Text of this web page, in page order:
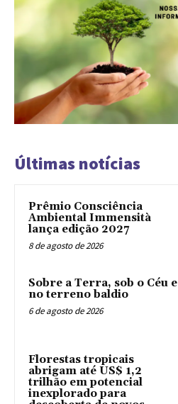
Últimas notícias
Prêmio Consciência
Ambiental Immensità
lança edição 2027
8 de agosto de 2026
Sobre a Terra, sob o Céu e
no terreno baldio
6 de agosto de 2026
Florestas tropicais
abrigam até US$ 1,2
trilhão em potencial
inexplorado para